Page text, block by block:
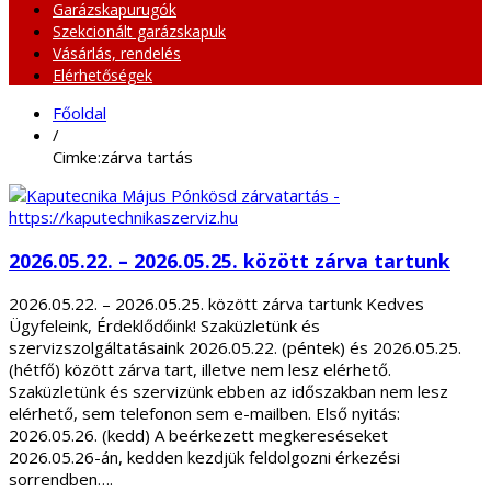
Garázskapurugók
Szekcionált garázskapuk
Vásárlás, rendelés
Elérhetőségek
Főoldal
/
Cimke:zárva tartás
2026.05.22. – 2026.05.25. között zárva tartunk
2026.05.22. – 2026.05.25. között zárva tartunk Kedves
Ügyfeleink, Érdeklődőink! Szaküzletünk és
szervizszolgáltatásaink 2026.05.22. (péntek) és 2026.05.25.
(hétfő) között zárva tart, illetve nem lesz elérhető.
Szaküzletünk és szervizünk ebben az időszakban nem lesz
elérhető, sem telefonon sem e-mailben. Első nyitás:
2026.05.26. (kedd) A beérkezett megkereséseket
2026.05.26-án, kedden kezdjük feldolgozni érkezési
sorrendben….